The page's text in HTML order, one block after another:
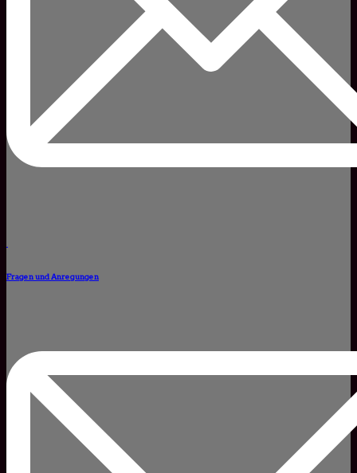
Fragen und Anregungen